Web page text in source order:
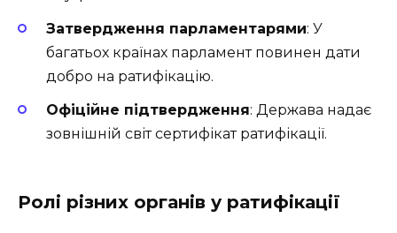
Затвердження парламентарями: У
багатьох країнах парламент повинен дати
добро на ратифікацію.
Офіційне підтвердження: Держава надає
зовнішній світ сертифікат ратифікації.
Ролі різних органів у ратифікації